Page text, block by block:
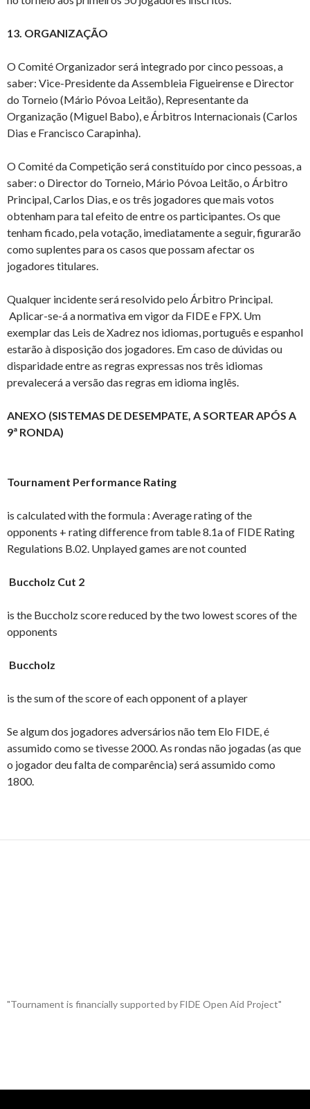
13. ORGANIZAÇÃO
O Comité Organizador será integrado por cinco pessoas, a
saber: Vice-Presidente da Assembleia Figueirense e Director
do Torneio (Mário Póvoa Leitão), Representante da
Organização (Miguel Babo), e Árbitros Internacionais (Carlos
Dias e Francisco Carapinha).
O Comité da Competição será constituído por cinco pessoas, a
saber: o Director do Torneio, Mário Póvoa Leitão, o Árbitro
Principal, Carlos Dias, e os três jogadores que mais votos
obtenham para tal efeito de entre os participantes. Os que
tenham ficado, pela votação, imediatamente a seguir, figurarão
como suplentes para os casos que possam afectar os
jogadores titulares.
Qualquer incidente será resolvido pelo Árbitro Principal.
Aplicar-se-á a normativa em vigor da FIDE e FPX. Um
exemplar das Leis de Xadrez nos idiomas, português e espanhol
estarão à disposição dos jogadores. Em caso de dúvidas ou
disparidade entre as regras expressas nos três idiomas
prevalecerá a versão das regras em idioma inglês.
ANEXO (SISTEMAS DE DESEMPATE, A SORTEAR APÓS A
9ª RONDA)
Tournament Performance Rating
is calculated with the formula : Average rating of the
opponents + rating difference from table 8.1a of FIDE Rating
Regulations B.02. Unplayed games are not counted
Buccholz Cut 2
is the Buccholz score reduced by the two lowest scores of the
opponents
Buccholz
is the sum of the score of each opponent of a player
Se algum dos jogadores adversários não tem Elo FIDE, é
assumido como se tivesse 2000. As rondas não jogadas (as que
o jogador deu falta de comparência) será assumido como
1800.
"Tournament is financially supported by FIDE Open Aid Project"